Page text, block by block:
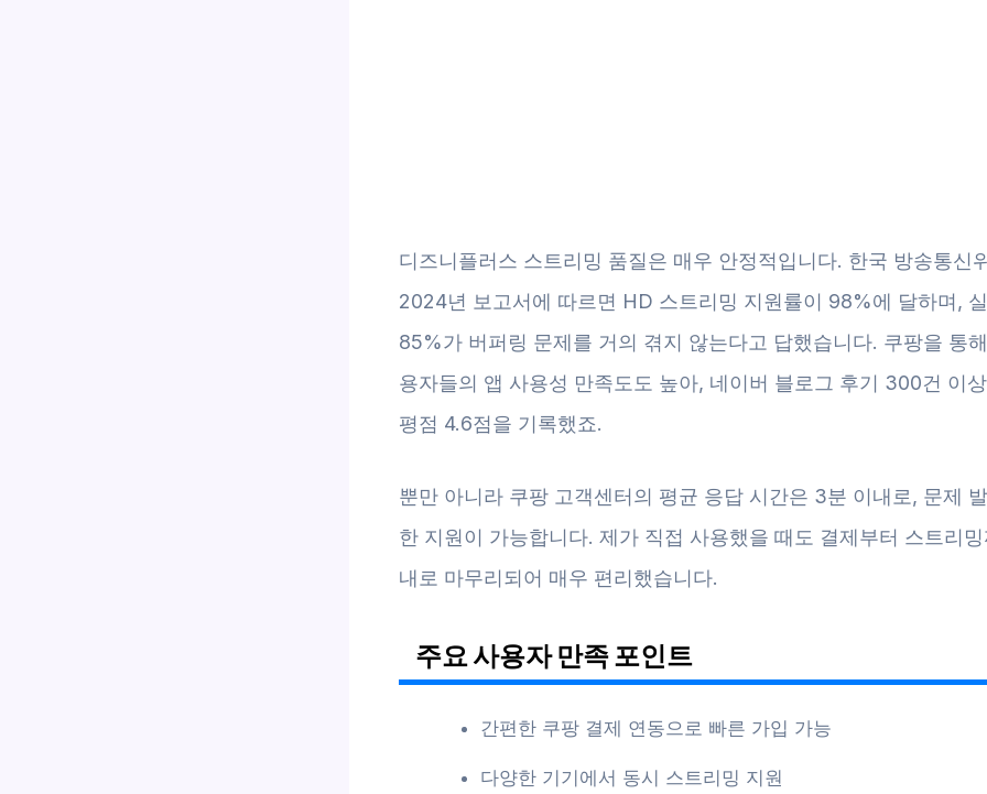
디즈니플러스 스트리밍 품질은 매우 안정적입니다. 한국 방송통신
2024년 보고서에 따르면 HD 스트리밍 지원률이 98%에 달하며,
85%가 버퍼링 문제를 거의 겪지 않는다고 답했습니다. 쿠팡을 통
용자들의 앱 사용성 만족도도 높아, 네이버 블로그 후기 300건 이
평점 4.6점을 기록했죠.
뿐만 아니라 쿠팡 고객센터의 평균 응답 시간은 3분 이내로, 문제
한 지원이 가능합니다. 제가 직접 사용했을 때도 결제부터 스트리
내로 마무리되어 매우 편리했습니다.
주요 사용자 만족 포인트
간편한 쿠팡 결제 연동으로 빠른 가입 가능
다양한 기기에서 동시 스트리밍 지원